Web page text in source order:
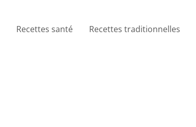
Recettes santé Recettes traditionnelles